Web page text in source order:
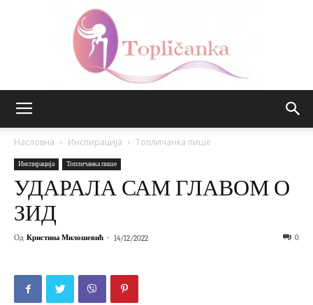
Насловна Инспирација Топличанка пише
Инспирација Топличанка пише
УДАРАЛА САМ ГЛАВОМ О
ЗИД
Од Кристина Милошевић - 14/12/2022 0